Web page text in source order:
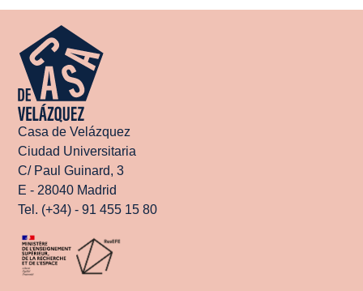
Casa de Velázquez
Ciudad Universitaria
C/ Paul Guinard, 3
E - 28040 Madrid
Tel. (+34) - 91 455 15 80